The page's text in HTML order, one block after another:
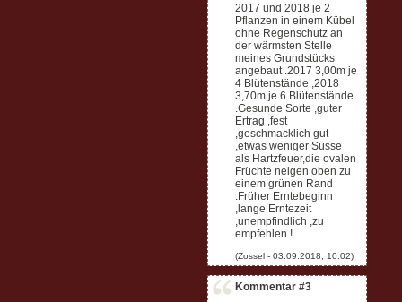
2017 und 2018 je 2
Pflanzen in einem Kübel
ohne Regenschutz an
der wärmsten Stelle
meines Grundstücks
angebaut .2017 3,00m je
4 Blütenstände ,2018
3,70m je 6 Blütenstände
.Gesunde Sorte ,guter
Ertrag ,fest
,geschmacklich gut
,etwas weniger Süsse
als Hartzfeuer,die ovalen
Früchte neigen oben zu
einem grünen Rand
.Früher Erntebeginn
,lange Erntezeit
,unempfindlich ,zu
empfehlen !
Kommentar #3